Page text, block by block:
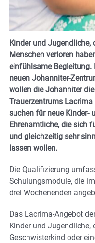
Kinder und Jugendliche,
Menschen verloren
einfühlsame Begleitung.
neuen Johanniter-
wollen die Johanniter
Trauerzentrums Lacrima
suchen für neue Kinder-
Ehrenamtliche, die sich
und gleichzeitig sehr
lassen wollen.
Die Qualifizierung
Schulungsmodule, die
drei Wochenenden
Das Lacrima-Angebot
Kinder und Jugendliche,
Geschwisterkind oder